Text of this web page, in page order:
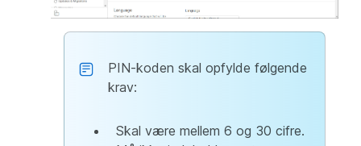
PIN-koden skal opfylde følgende
krav:
Skal være mellem 6 og 30 cifre.